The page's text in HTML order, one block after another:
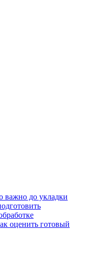
важно до укладки
оценить готовый